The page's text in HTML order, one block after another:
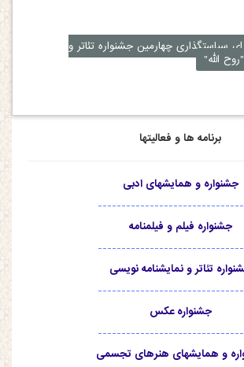
سیاستگذاری چهارمین جشنواره تئاتر و
الله"
برنامه ها و فعالیتها
جشنواره و همایشهای ادبی
جشنواره فیلم و فیلمنامه
تئاتر و نمایشنامه نویسی
جشنواره عکس
و همایشهای هنرهای تجسمی